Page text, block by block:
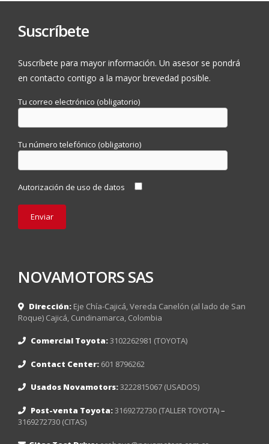
Suscríbete
Suscríbete para mayor información. Un asesor se pondrá
en contacto contigo a la mayor brevedad posible.
Tu correo electrónico (obligatorio)
Tu número telefónico (obligatorio)
Autorización de uso de datos
NOVAMOTORS SAS
Dirección: Eje Chía-Cajicá, Vereda Canelón (al lado de San
Roque) Cajicá, Cundinamarca, Colombia
Comercial Toyota:3102262981 (TOYOTA)
Contact Center: 601 8796262
Usados Novamotors:3222815067 (USADOS)
Post-venta Toyota:3169272730 (TALLER TOYOTA)–
3169272730 (CITAS)